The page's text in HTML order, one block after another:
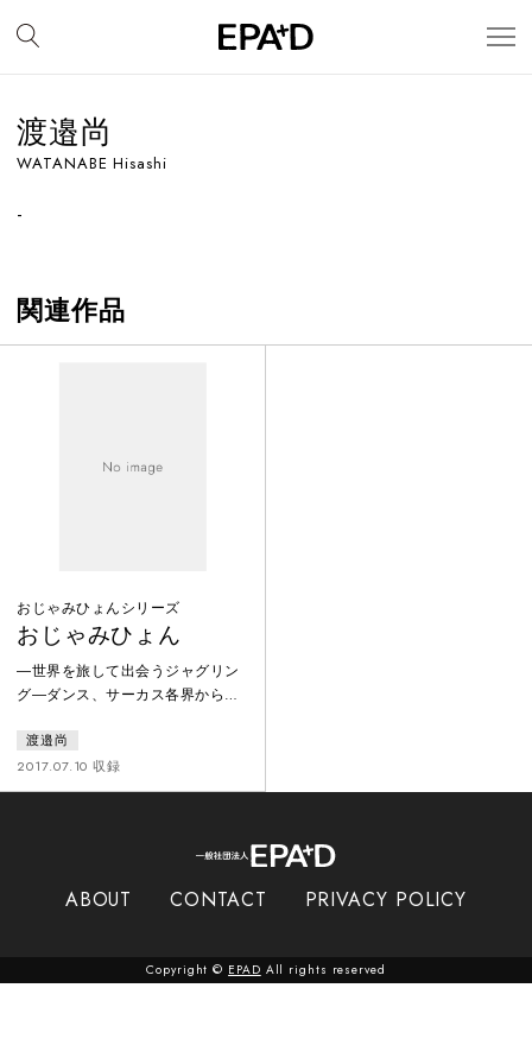
渡邉尚
WATANABE Hisashi
-
関連作品
おじゃみひょんシリーズ
おじゃみひょん
―世界を旅して出会うジャグリン
グ―ダンス、サーカス各界から注
表している渡邉尚（頭と口主宰。
身体研究家／サーカスアーティス
ト）の動画作品シリーズ。お手玉
に冒険します。 ※おじゃみは西日
渡邉尚
2017.07.10 収録
ABOUT CONTACT PRIVACY POLICY
Copyright © EPAD All rights reserved